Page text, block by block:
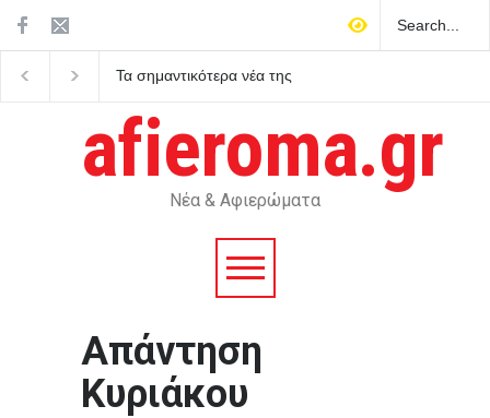
Τα σημαντικότερα νέα της
afieroma.gr
Νέα & Αφιερώματα
Απάντηση
Κυριάκου